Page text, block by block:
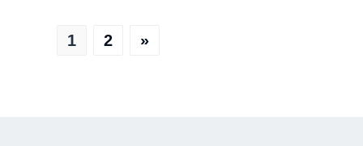
1 2 »